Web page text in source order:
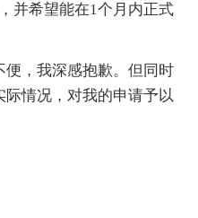
并希望能在1个月内正式
，我深感抱歉。但同时
情况，对我的申请予以